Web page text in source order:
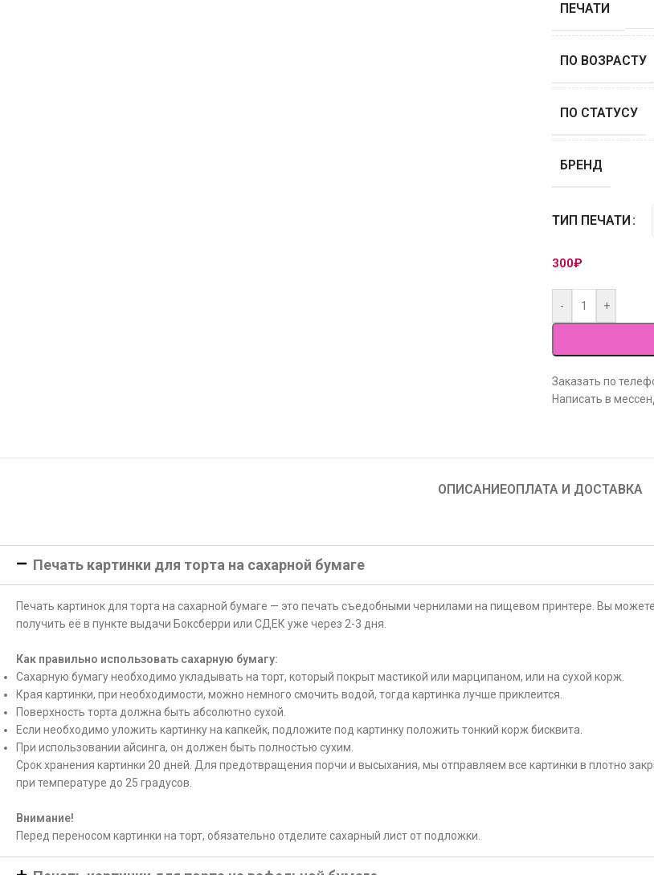
ПЕЧАТИ
ПО ВОЗРАСТУ
ПО СТАТУСУ
БРЕНД
ТИП ПЕЧАТИ
300₽
- +
Заказать по
Написать в
ОПИСАНИЕОПЛАТА И ДОСТАВКА
Печать картинки для торта на сахарной бумаге
Печать картинок для торта на сахарной бумаге — это печать съедобными чернилами на пищевом принтере. Вы
получить её в пункте выдачи Боксберри или СДЕК уже через 2-3 дня.
Как правильно использовать сахарную бумагу:
Сахарную бумагу необходимо укладывать на торт, который покрыт мастикой или марципаном, или на сухой корж.
Края картинки, при необходимости, можно немного смочить водой, тогда картинка лучше приклеится.
Поверхность торта должна быть абсолютно сухой.
Если необходимо уложить картинку на капкейк, подложите под картинку положить тонкий корж бисквита.
При использовании айсинга, он должен быть полностью сухим.
Срок хранения картинки 20 дней. Для предотвращения порчи и высыхания, мы отправляем все картинки в плотно
при температуре до 25 градусов.
Внимание!
Перед переносом картинки на торт, обязательно отделите сахарный лист от подложки.